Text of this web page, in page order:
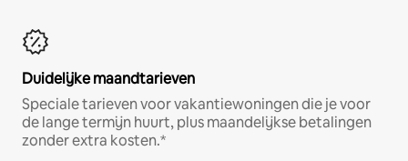
Duidelijke maandtarieven
Speciale tarieven voor vakantiewoningen die je voor
de lange termijn huurt, plus maandelijkse betalingen
zonder extra kosten.*